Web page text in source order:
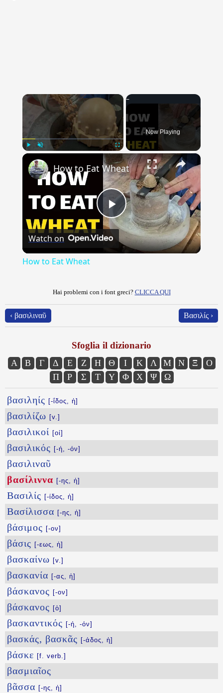
×
Fullscreen
Now Playing
×
Play
Video
How to Eat Wheat
Watch on
How to Eat Wheat
Hai problemi con i font greci? CLICCA QUI
‹ βασιλιναῦ Βασιλίς ›
Sfoglia il dizionario
Α Β Γ Δ Ε Ζ Η Θ Ι Κ Λ Μ Ν Ξ
Ο
Π
Ρ Σ Τ Υ Φ Χ Ψ Ω
βασιληίς [-ΐδος, ἡ]
βασιλίζω [v.]
βασιλικοί [οἱ]
βασιλικός [-ή, -όν]
βασιλιναῦ
βασίλιννα [-ης, ἡ]
Βασιλίς [-ίδος, ἡ]
Βασίλισσα [-ης, ἡ]
βάσιμος [-ον]
βάσις [-εως, ἡ]
βασκαίνω [v.]
βασκανία [-ας, ἡ]
βάσκανος [-ον]
βάσκανος [ὁ]
βασκαντικός [-ή, -όν]
βασκάς, βασκᾶς [-άδος, ἡ]
βάσκε [f. verb.]
βασμιαῖος
βᾶσσα [-ης, ἡ]